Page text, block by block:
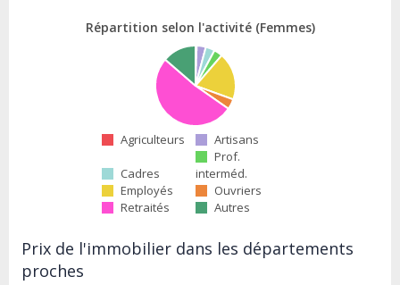
Répartition selon l'activité (Femmes)
Agriculteurs Artisans
Cadres
Prof.
interméd.
Employés
Ouvriers
Retraités
Autres
Prix de l'immobilier dans les départements
proches